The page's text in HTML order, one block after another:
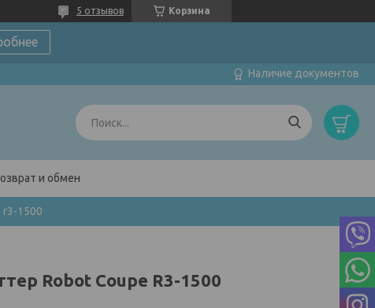
Корзина
5 отзывов
Наличие документов
и обмен
r3-1500
Robot Coupe R3-1500